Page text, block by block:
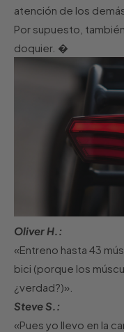
atención de los
Por supuesto,
doquier. �
Oliver H.:
«Entreno hasta 43
bici (porque los
¿verdad?)».
Steve S.:
«Pues yo llevo en la